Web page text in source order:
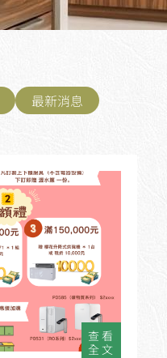
最新消息
查看
全文